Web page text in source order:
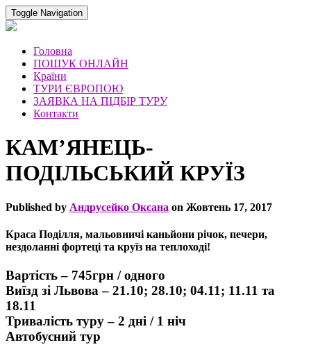
Toggle Navigation
Головна
ПОШУК ОНЛАЙН
Країни
ТУРИ ЄВРОПОЮ
ЗАЯВКА НА ПІДБІР ТУРУ
Контакти
КАМ’ЯНЕЦЬ-
ПОДІЛЬСЬКИЙ КРУЇЗ
Published by Андрусейко Оксана on Жовтень 17, 2017
Краса Поділля, мальовничі каньйони річок, печери,
нездоланні фортеці та круїз на теплоході!
Вартість – 745грн / одного
Виїзд зі Львова – 21.10; 28.10; 04.11; 11.11 та
18.11
Тривалість туру – 2 дні / 1 ніч
Автобусний тур